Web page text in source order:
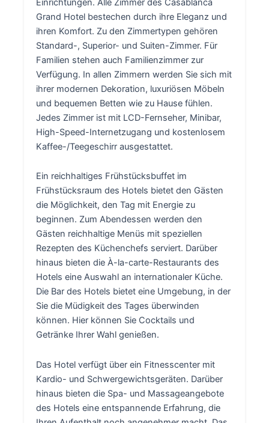
Einrichtungen. Alle Zimmer des Casablanca
Grand Hotel bestechen durch ihre Eleganz und
ihren Komfort. Zu den Zimmertypen gehören
Standard-, Superior- und Suiten-Zimmer. Für
Familien stehen auch Familienzimmer zur
Verfügung. In allen Zimmern werden Sie sich mit
ihrer modernen Dekoration, luxuriösen Möbeln
und bequemen Betten wie zu Hause fühlen.
Jedes Zimmer ist mit LCD-Fernseher, Minibar,
High-Speed-Internetzugang und kostenlosem
Kaffee-/Teegeschirr ausgestattet.
Ein reichhaltiges Frühstücksbuffet im
Frühstücksraum des Hotels bietet den Gästen
die Möglichkeit, den Tag mit Energie zu
beginnen. Zum Abendessen werden den
Gästen reichhaltige Menüs mit speziellen
Rezepten des Küchenchefs serviert. Darüber
hinaus bieten die À-la-carte-Restaurants des
Hotels eine Auswahl an internationaler Küche.
Die Bar des Hotels bietet eine Umgebung, in der
Sie die Müdigkeit des Tages überwinden
können. Hier können Sie Cocktails und
Getränke Ihrer Wahl genießen.
Das Hotel verfügt über ein Fitnesscenter mit
Kardio- und Schwergewichtsgeräten. Darüber
hinaus bieten die Spa- und Massageangebote
des Hotels eine entspannende Erfahrung, die